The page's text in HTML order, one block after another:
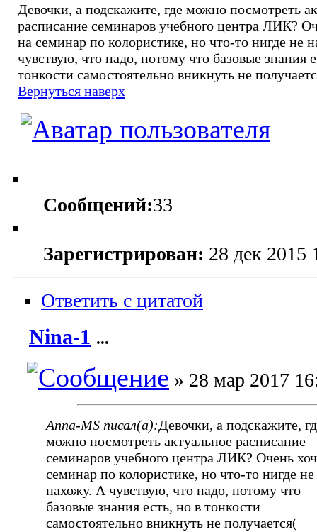
Девочки, а подскажите, где можно посмотреть
расписание семинаров учебного центра ЛИК?
на семинар по колористике, но что-то нигде не
чувствую, что надо, потому что базовые знания
тонкости самостоятельно вникнуть не
Вернуться наверх
Сообщений:33
Зарегистрирован: 28 дек 2015
Ответить с цитатой
Nina-1 ...
» 28 мар 2017
Anna-MS писал(а):Девочки, а подскажите,
можно посмотреть актуальное расписание
семинаров учебного центра ЛИК? Очень
семинар по колористике, но что-то нигде не
нахожу. А чувствую, что надо, потому что
базовые знания есть, но в тонкости
самостоятельно вникнуть не получается(